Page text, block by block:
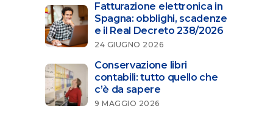
Fatturazione elettronica in
Spagna: obblighi, scadenze
e il Real Decreto 238/2026
24 GIUGNO 2026
Conservazione libri
contabili: tutto quello che
c’è da sapere
9 MAGGIO 2026